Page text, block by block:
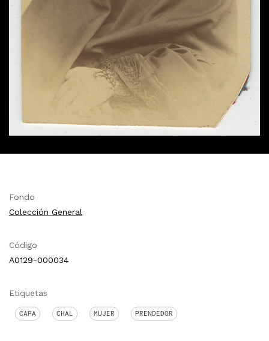
Fondo
Colección General
Código
A0129-000034
Etiquetas
CAPA CHAL MUJER PRENDEDOR